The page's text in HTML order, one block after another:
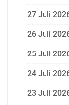
27 Juli
26 Juli
25 Juli
24 Juli
23 Juli